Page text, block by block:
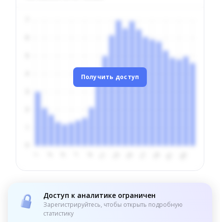
Получить доступ
Доступ к аналитике ограничен
Зарегистрируйтесь, чтобы открыть подробную
статистику